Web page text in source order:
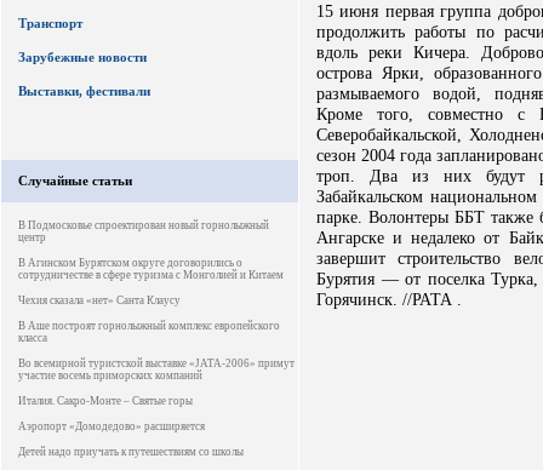
Транспорт
Зарубежные новости
Выставки, фестивали
Случайные статьи
В Подмосковье спроектирован новый горнолыжный
центр
В Агинском Бурятском округе договорились о
сотрудничестве в сфере туризма с Монголией и Китаем
Чехия сказала «нет» Санта Клаусу
В Аше построят горнолыжный комплекс европейского
класса
Во всемирной туристской выставке «JATA-2006» примут
участие восемь приморских компаний
Италия. Сакро-Монте – Святые горы
Аэропорт «Домодедово» расширяется
Детей надо приучать к путешествиям со школы
15 июня первая группа
продолжить работы по
вдоль реки Кичера.
острова Ярки,
размываемого водой,
Кроме того, совместно с
Северобайкальской,
сезон 2004 года
троп. Два из них будут
Забайкальском
парке. Волонтеры ББТ также
Ангарске и недалеко от
завершит строительство
Бурятия — от поселка
Горячинск. //РАТА .